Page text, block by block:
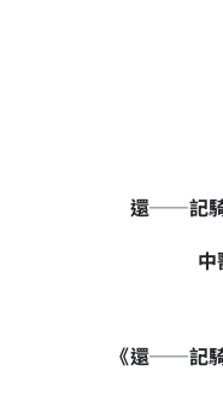
還──記
《還──記